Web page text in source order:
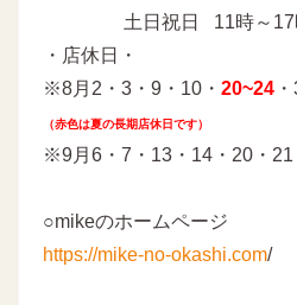
土日祝日 11時～17
・店休日・
※8月2・3・9・10・ 20~24
（赤色は夏の長期店休日です）
※9月6・7・13・14・20・21
○mikeのホームページ
https://mike-no-okashi.com/